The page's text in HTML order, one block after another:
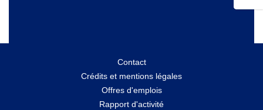
Contact
Crédits et mentions légales
Offres d'emplois
Rapport d'activité